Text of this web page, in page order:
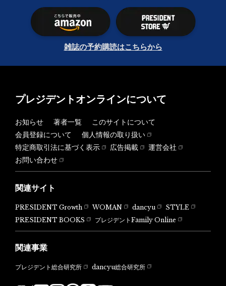
雑誌の予約購読はこちらから
プレジデントオンラインについて
お知らせ 著者一覧
このサイトについて
会員登録について
個人情報の取り扱い
特定商取引法に基づく表示
広告掲載
運営会社
お問い合わせ
関連サイト
PRESIDENT Growth WOMAN dancyu
STYLE
PRESIDENT BOOKS
プレジデントFamily Online
関連事業
プレジデント総合研究所 dancyu総合研究所